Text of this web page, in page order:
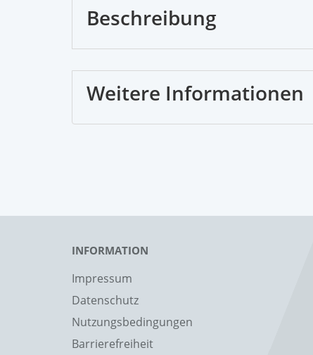
Beschreibung
Weitere Informationen
INFORMATION
Impressum
Datenschutz
Nutzungsbedingungen
Barrierefreiheit